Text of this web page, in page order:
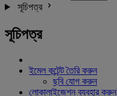
সূচিপত্র
সূচিপত্র
ইমেল কন্টেন্ট তৈরি করুন
ছবি যোগ করুন
লোকালাইজেশন ব্যবহার করুন